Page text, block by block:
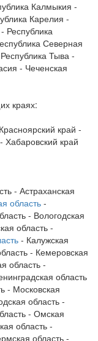
Калмыкия -
Карелия -
- Республика
Северная
Тыва -
- Чеченская
краях:
край -
- Хабаровский край
- Астраханская
область-
- Вологодская
область -
- Калужская
- Кемеровская
область -
область
- Московская
область -
- Омская
область -
область -